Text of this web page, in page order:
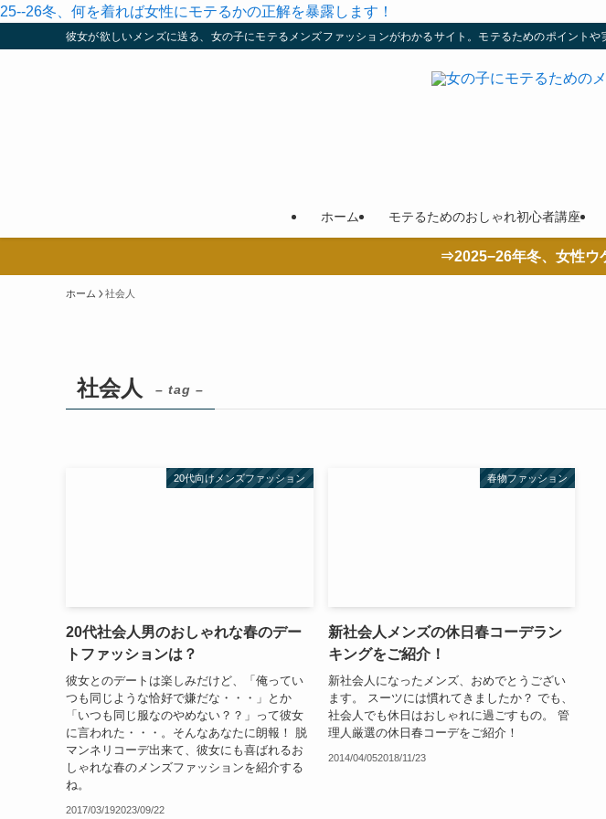
25--26冬、何を着れば女性にモテるかの正解を暴露します！
彼女が欲しいメンズに送る、女の子にモテるメンズファッションがわかるサイト。モテるためのポイントや
ホーム モテるためのおしゃれ初心者講座
⇒2025−26年冬、女性ウ
ホーム 社会人
社会人 – tag –
20代向けメンズファッション
20代社会人男のおしゃれな春のデー
トファッションは？
彼女とのデートは楽しみだけど、「俺ってい
つも同じような恰好で嫌だな・・・」とか
「いつも同じ服なのやめない？？」って彼女
に言われた・・・。そんなあなたに朗報！ 脱
マンネリコーデ出来て、彼女にも喜ばれるお
しゃれな春のメンズファッションを紹介する
ね。
2017/03/192023/09/22
春物ファッション
新社会人メンズの休日春コーデラン
キングをご紹介！
新社会人になったメンズ、おめでとうござい
ます。 スーツには慣れてきましたか？ でも、
社会人でも休日はおしゃれに過ごすもの。 管
理人厳選の休日春コーデをご紹介！
2014/04/052018/11/23